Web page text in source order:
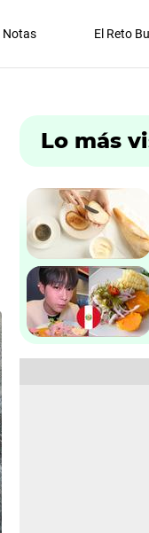
Notas El Reto
Lo más